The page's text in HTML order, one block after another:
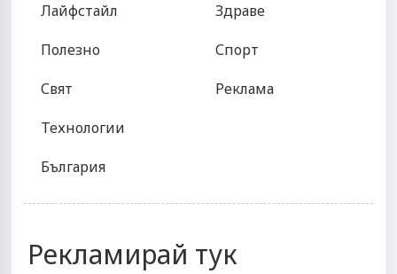
Лайфстайл
Полезно
Свят
Технологии
България
Здраве
Спорт
Реклама
Рекламирай тук